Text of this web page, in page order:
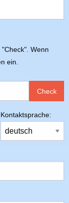
Wenn
ein.
Check
Kontaktsprache: